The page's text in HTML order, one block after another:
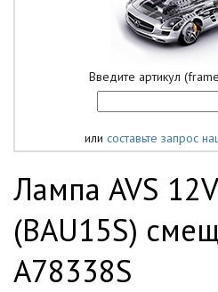
Введите артикул
или составьте запрос
Лампа AVS
(BAU15S)
A78338S